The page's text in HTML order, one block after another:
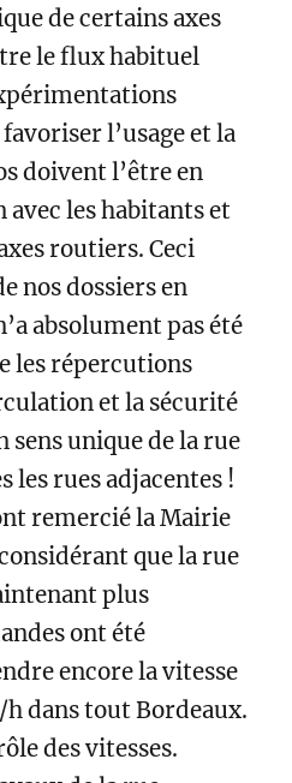
de certains axes
le flux habituel
l’usage et la
doivent l’être en
les habitants et
routiers. Ceci
nos dossiers en
absolument pas été
les répercutions
et la sécurité
sens unique de la rue
les rues adjacentes !
remercié la Mairie
que la rue
plus
ont été
encore la vitesse
dans tout Bordeaux.
des vitesses.